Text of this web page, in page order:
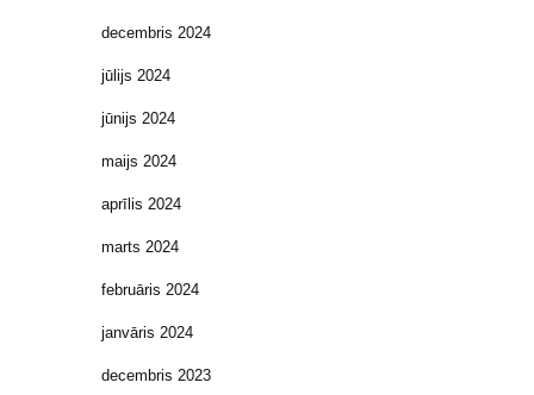
decembris 2024
jūlijs 2024
jūnijs 2024
maijs 2024
aprīlis 2024
marts 2024
februāris 2024
janvāris 2024
decembris 2023